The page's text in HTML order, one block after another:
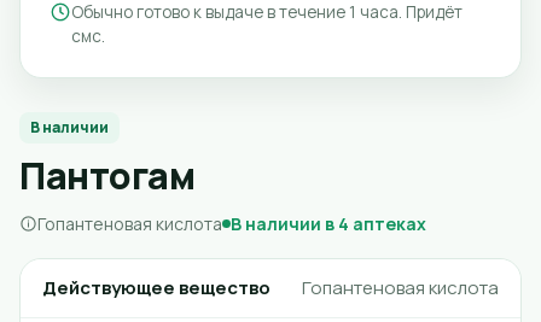
В наличии
Пантогам
Гопантеновая кислота В наличии в 4 аптеках
Действующее вещество Гопантеновая кислота
Обычно готово к выдаче в течение 1 часа. Придёт
смс.